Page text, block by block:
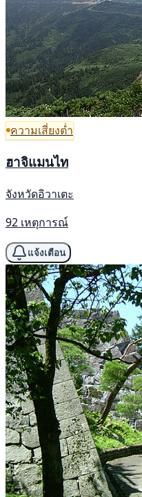
ความเสี่ยงต่ำ
ฮาจิแมนไท
จังหวัดอิวาเตะ
92 เหตุการณ์
แจ้งเตือน